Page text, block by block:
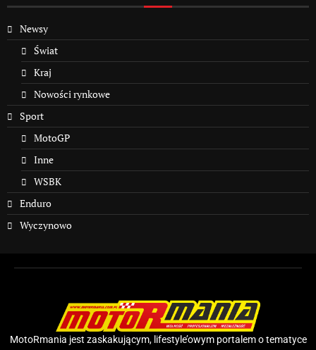
Newsy
Świat
Kraj
Nowości rynkowe
Sport
MotoGP
Inne
WSBK
Enduro
Wyczynowo
MotoRmania jest zaskakującym, lifestyle’owym portalem o tematyce